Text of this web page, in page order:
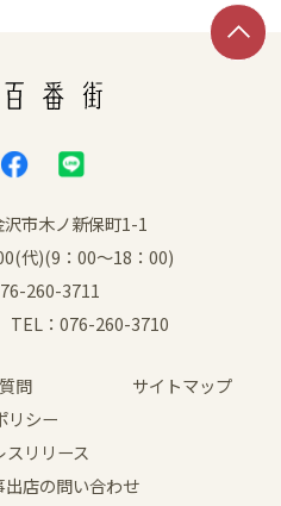
市木ノ新保町1-1
代)(9：00～18：00)
260-3711
TEL：076-260-3710
問
サイトマップ
リシー
スリリース
店の問い合わせ